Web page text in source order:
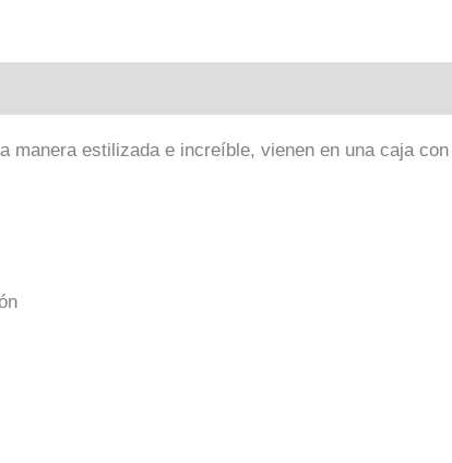
manera estilizada e increíble, vienen en una caja